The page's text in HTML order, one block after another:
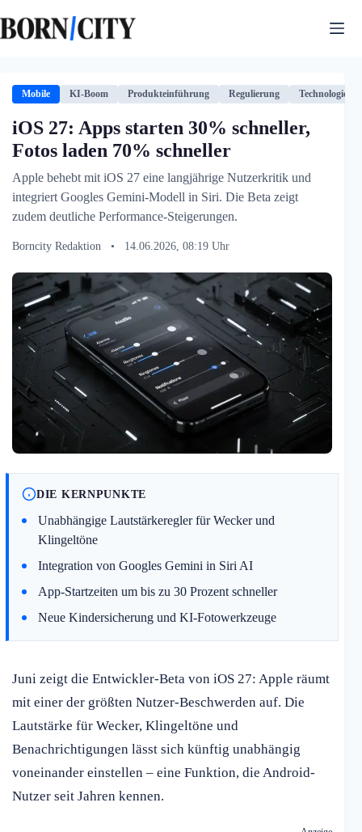
Inhalt
springen
Mobile KI-Boom Produkteinführung Regulierung Technologie
iOS 27: Apps starten 30% schneller,
Fotos laden 70% schneller
Apple behebt mit iOS 27 eine langjährige Nutzerkritik und
integriert Googles Gemini-Modell in Siri. Die Beta zeigt
zudem deutliche Performance-Steigerungen.
Borncity Redaktion • 14.06.2026, 08:19 Uhr
DIE KERNPUNKTE
Unabhängige Lautstärkeregler für Wecker und
Klingeltöne
Integration von Googles Gemini in Siri AI
App-Startzeiten um bis zu 30 Prozent schneller
Neue Kindersicherung und KI-Fotowerkzeuge
Juni zeigt die Entwickler-Beta von iOS 27: Apple räumt
mit einer der größten Nutzer-Beschwerden auf. Die
Lautstärke für Wecker, Klingeltöne und
Benachrichtigungen lässt sich künftig unabhängig
voneinander einstellen – eine Funktion, die Android-
Nutzer seit Jahren kennen.